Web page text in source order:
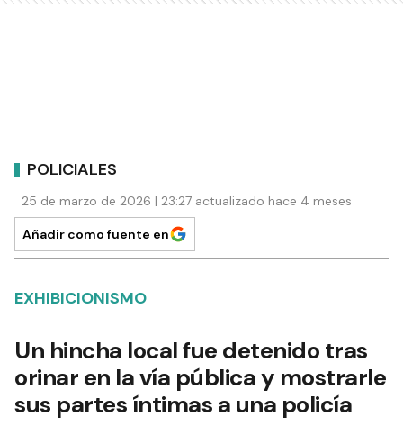
POLICIALES
25 de marzo de 2026 | 23:27 actualizado hace 4 meses
Añadir como fuente en
EXHIBICIONISMO
Un hincha local fue detenido tras
orinar en la vía pública y mostrarle
sus partes íntimas a una policía